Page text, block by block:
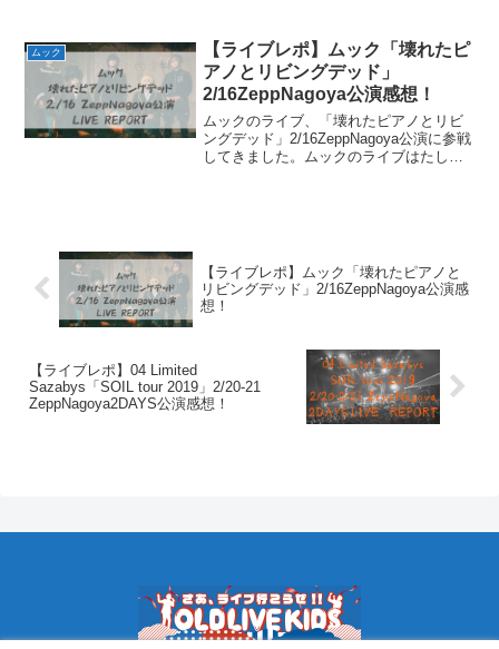
の2019年の京都大作戦開催。倍返しで
す！喰ら...
ムック
【ライブレポ】ムック「壊れたピ
アノとリビングデッド」
2/16ZeppNagoya公演感想！
ムックのライブ、「壊れたピアノとリビ
ングデッド」2/16ZeppNagoya公演に参戦
してきました。ムックのライブはたしか
【ライブレポ】ムック「壊れたピアノと
リビングデッド」2/16ZeppNagoya公演感
想！
【ライブレポ】04 Limited
Sazabys「SOIL tour 2019」2/20-21
ZeppNagoya2DAYS公演感想！